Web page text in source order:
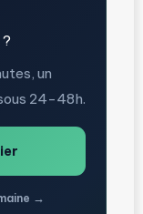
?
un
24-48h.
→